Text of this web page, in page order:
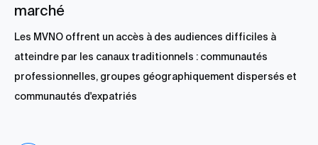
marché
Les MVNO offrent un accès à des audiences difficiles à
atteindre par les canaux traditionnels : communautés
professionnelles, groupes géographiquement dispersés et
communautés d'expatriés